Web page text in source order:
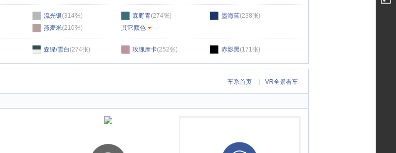
流光银(314张) 森野青(274张) 墨海蓝(238张)
燕麦米(210张) 其它颜色
森绿/雪白(274张) 玫瑰摩卡(252张) 赤影黑(171张)
车系首页 VR全景看车